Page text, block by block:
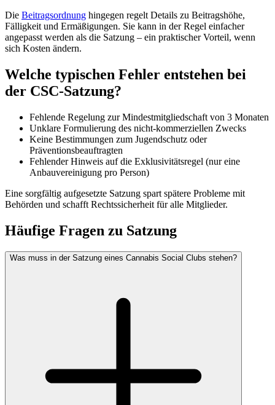
Die Beitragsordnung hingegen regelt Details zu Beitragshöhe,
Fälligkeit und Ermäßigungen. Sie kann in der Regel einfacher
angepasst werden als die Satzung – ein praktischer Vorteil, wenn
sich Kosten ändern.
Welche typischen Fehler entstehen bei
der CSC-Satzung?
Fehlende Regelung zur Mindestmitgliedschaft von 3 Monaten
Unklare Formulierung des nicht-kommerziellen Zwecks
Keine Bestimmungen zum Jugendschutz oder
Präventionsbeauftragten
Fehlender Hinweis auf die Exklusivitätsregel (nur eine
Anbauvereinigung pro Person)
Eine sorgfältig aufgesetzte Satzung spart spätere Probleme mit
Behörden und schafft Rechtssicherheit für alle Mitglieder.
Häufige Fragen zu Satzung
Was muss in der Satzung eines Cannabis Social Clubs stehen?